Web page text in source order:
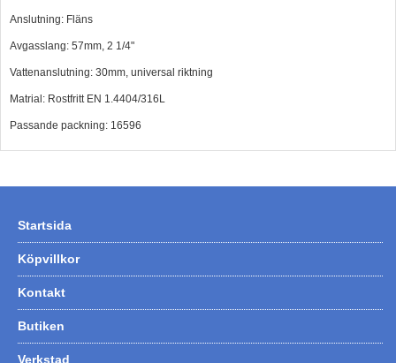
Anslutning: Fläns
Avgasslang: 57mm, 2 1/4"
Vattenanslutning: 30mm, universal riktning
Matrial: Rostfritt EN 1.4404/316L
Passande packning: 16596
Startsida
Köpvillkor
Kontakt
Butiken
Verkstad